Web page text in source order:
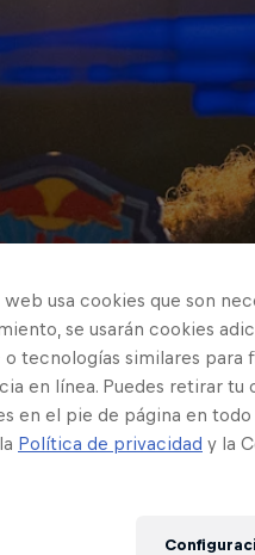
usa cookies que son
se usarán cookies
tecnologías similares para
en línea. Puedes retirar
en el pie de página en
Política de privacidad y la